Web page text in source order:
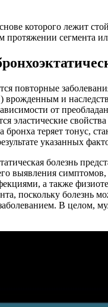
которого лежит
сегмента
повторные
врожденным и
от
эластические
теряет тонус,
указанных
болезнь
выявления
а также
поскольку болезнь
В целом,